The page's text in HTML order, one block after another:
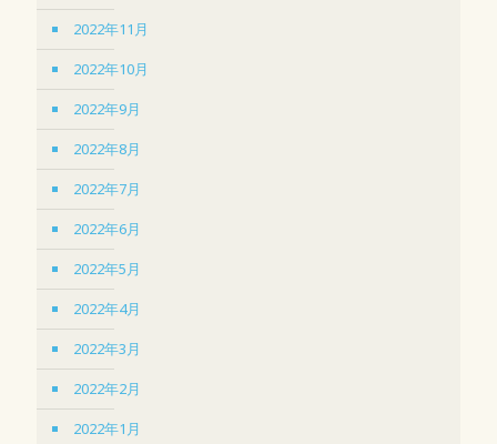
2022年11月
2022年10月
2022年9月
2022年8月
2022年7月
2022年6月
2022年5月
2022年4月
2022年3月
2022年2月
2022年1月